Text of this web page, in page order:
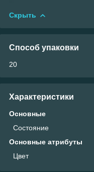
Скрыть
Способ упаковки
20
Характеристики
Основные
Состояние
Основные атрибуты
Цвет